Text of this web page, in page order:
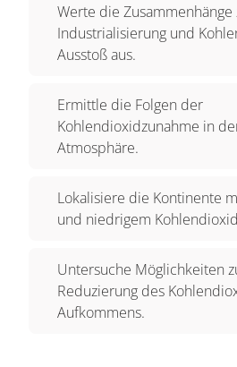
Werte die Zusammenhänge
Industrialisierung und
Ausstoß aus.
Ermittle die Folgen der
Kohlendioxidzunahme in
Atmosphäre.
Lokalisiere die Kontinente
und niedrigem
Untersuche Möglichkeiten
Reduzierung des
Aufkommens.